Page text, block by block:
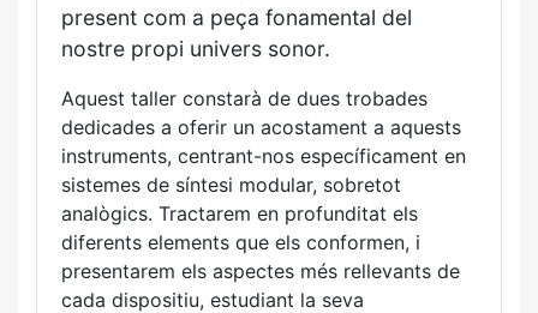
present com a peça fonamental del
nostre propi univers sonor.
Aquest taller constarà de dues trobades
dedicades a oferir un acostament a aquests
instruments, centrant-nos específicament en
sistemes de síntesi modular, sobretot
analògics. Tractarem en profunditat els
diferents elements que els conformen, i
presentarem els aspectes més rellevants de
cada dispositiu, estudiant la seva